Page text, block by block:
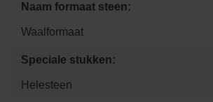
Naam formaat steen:
Waalformaat
Speciale stukken:
Helesteen